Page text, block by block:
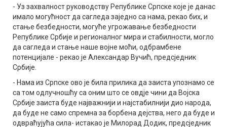
- Уз захвалност руководству Републике Српске које је данас
имало могућност да сагледа заједно са нама, рекао бих, и
стање безбедности, могуће угрожавање безбедности
Републике Србије и регионалног мира и стабилности, могло
да сагледа и стање наше војне моћи, одбрамбене
потенцијале - рекао је Александар Вучић, предсједник
Србије.
- Нама из Српске ово је била прилика да заиста упознамо се
са том одлучношћу са оним што се овдје чини да Војска
Србије заиста буде најважнији и најстабилнији дио народа,
да буде не само спремна за борбена дејства, него да буде и
одвраћујућа сила- истакао је Милорад Додик, предсједник